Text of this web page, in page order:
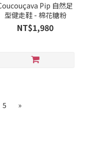
Pip 自然足
型健走鞋 - 棉花糖粉
NT$1,980
5 »